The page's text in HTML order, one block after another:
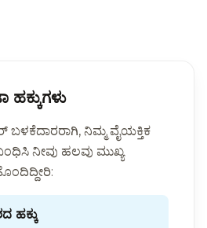
ಹಕ್ಕುಗಳು
ಬಳಕೆದಾರರಾಗಿ, ನಿಮ್ಮ ವೈಯಕ್ತಿಕ
ನೀವು ಹಲವು ಮುಖ್ಯ
ಹಕ್ಕು